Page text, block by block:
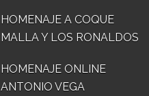
HOMENAJE A COQUE
MALLA Y LOS RONALDOS
HOMENAJE ONLINE
ANTONIO VEGA